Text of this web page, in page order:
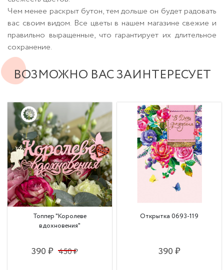
Чем менее раскрыт бутон, тем дольше он будет радовать
вас своим видом. Все цветы в нашем магазине свежие и
правильно выращенные, что гарантирует их длительное
сохранение.
ВОЗМОЖНО ВАС ЗАИНТЕРЕСУЕТ
Топпер "Королеве
вдохновения"
390 ₽ 450 ₽
Открытка 0693-119
390 ₽